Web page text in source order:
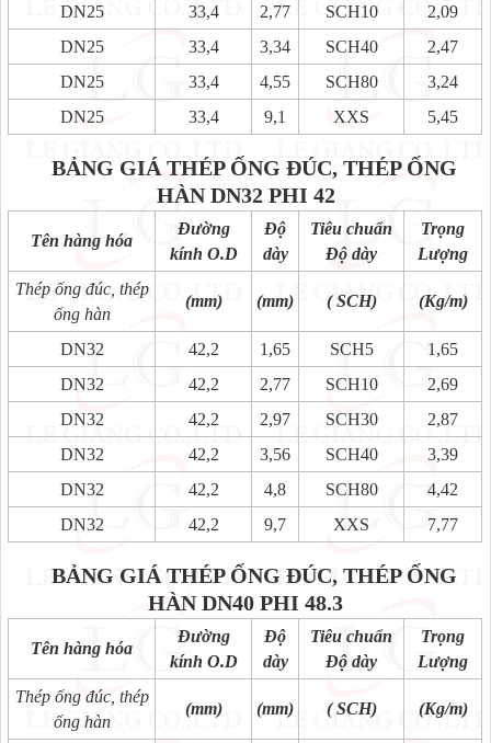
DN25
33,4 2,77 SCH10
2,09
DN25
33,4 3,34 SCH40
2,47
DN25
33,4 4,55 SCH80
3,24
DN25
33,4 9,1 XXS 5,45
BẢNG GIÁ THÉP ỐNG ĐÚC, THÉP ỐNG
HÀNDN32 PHI 42
Tên hàng hóa
Đường
kính O.D
Độ
dày
Tiêu chuẩn
Độ dày
Trọng
Lượng
Thép ống đúc, thép
ống hàn
(mm) (mm) ( SCH) (Kg/m)
DN32 42,2 1,65 SCH5
1,65
DN32
42,2 2,77 SCH10
2,69
DN32
42,2 2,97 SCH30
2,87
DN32
42,2 3,56 SCH40
3,39
DN32
42,2 4,8 SCH80
4,42
DN32
42,2 9,7 XXS 7,77
BẢNG GIÁ THÉP ỐNG ĐÚC, THÉP ỐNG
HÀNDN40 PHI 48.3
Tên hàng hóa
Đường
kính O.D
Độ
dày
Tiêu chuẩn
Độ dày
Trọng
Lượng
Thép ống đúc, thép
ống hàn
(mm) (mm) ( SCH) (Kg/m)